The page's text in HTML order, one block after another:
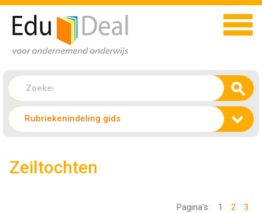
Rubriekenindeling gids
Zeiltochten
Pagina's: 1 2 3